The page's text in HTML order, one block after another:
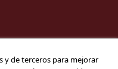
y de terceros para mejorar